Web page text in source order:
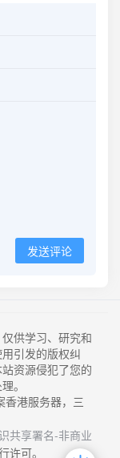
发送评论
供学习、研究和
引发的版权纠
资源侵犯了您的
。
香港服务器，三
共享署名-非商业
许可。